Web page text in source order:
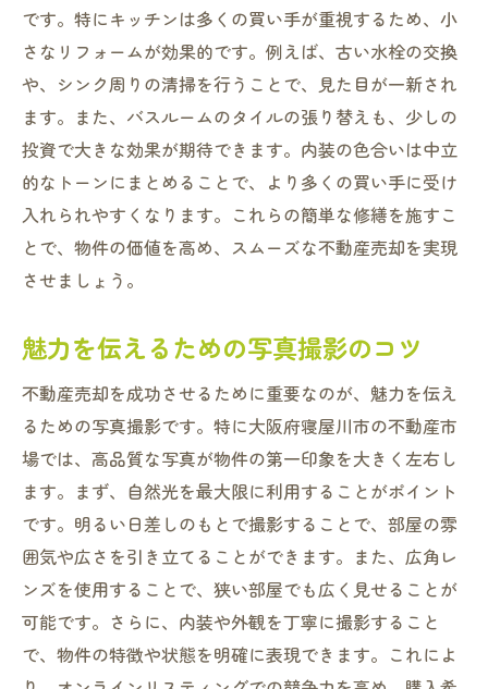
です。特にキッチンは多くの買い手が重視するため、小
さなリフォームが効果的です。例えば、古い水栓の交換
や、シンク周りの清掃を行うことで、見た目が一新され
ます。また、バスルームのタイルの張り替えも、少しの
投資で大きな効果が期待できます。内装の色合いは中立
的なトーンにまとめることで、より多くの買い手に受け
入れられやすくなります。これらの簡単な修繕を施すこ
とで、物件の価値を高め、スムーズな不動産売却を実現
させましょう。
魅力を伝えるための写真撮影のコツ
不動産売却を成功させるために重要なのが、魅力を伝え
るための写真撮影です。特に大阪府寝屋川市の不動産市
場では、高品質な写真が物件の第一印象を大きく左右し
ます。まず、自然光を最大限に利用することがポイント
です。明るい日差しのもとで撮影することで、部屋の雰
囲気や広さを引き立てることができます。また、広角レ
ンズを使用することで、狭い部屋でも広く見せることが
可能です。さらに、内装や外観を丁寧に撮影すること
で、物件の特徴や状態を明確に表現できます。これによ